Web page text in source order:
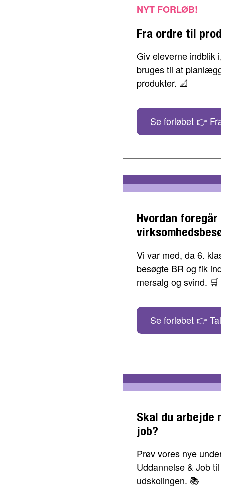
NYT FORLØB!
Fra ordre til
Giv eleverne indblik
bruges til at
produkter. 📐
Se forløbet 👉
Hvordan foregår
Vi var med, da 6.
besøgte BR og fik
mersalg og svind. 🛒
Se forløbet 👉 Tal
Skal du arbejde
job?
Prøv vores nye
Uddannelse & Job til
udskolingen. 📚